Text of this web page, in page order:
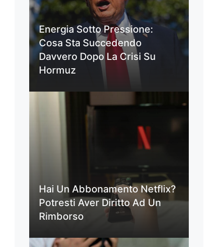
Energia Sotto Pressione:
Cosa Sta Succedendo
Davvero Dopo La Crisi Su
Hormuz
Hai Un Abbonamento Netflix?
Potresti Aver Diritto Ad Un
Rimborso